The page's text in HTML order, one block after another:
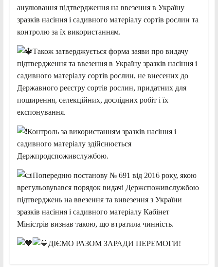
анулювання підтвердження на ввезення в Україну
зразків насіння і садивного матеріалу сортів рослин та
контролю за їх використанням.
Також затверджується форма заяви про видачу
підтвердження та ввезення в Україну зразків насіння і
садивного матеріалу сортів рослин, не внесених до
Державного реєстру сортів рослин, придатних для
поширення, селекційних, дослідних робіт і їх
експонування.
Контроль за використанням зразків насіння і
садивного матеріалу здійснюється
Держпродспоживслужбою.
Попередню постанову № 691 від 2016 року, якою
врегульовувався порядок видачі Держспоживслужбою
підтверджень на ввезення та вивезення з України
зразків насіння і садивного матеріалу Кабінет
Міністрів визнав такою, що втратила чинність.
ДІЄМО РАЗОМ ЗАРАДИ ПЕРЕМОГИ!